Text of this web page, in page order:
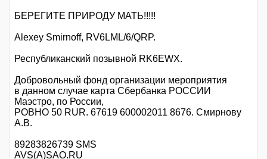
БЕРЕГИТЕ ПРИРОДУ МАТЬ!!!!!
Alexey Smirnoff, RV6LML/6/QRP.
Республиканский позывной RK6EWX.
Добровольный фонд организации мероприятия
в данном случае карта Сбербанка РОССИИ
Маэстро, по России,
РОВНО 50 RUR. 67619 600002011 8676. Смирнову
А.В.
89283826739 SMS
AVS(A)SAO.RU